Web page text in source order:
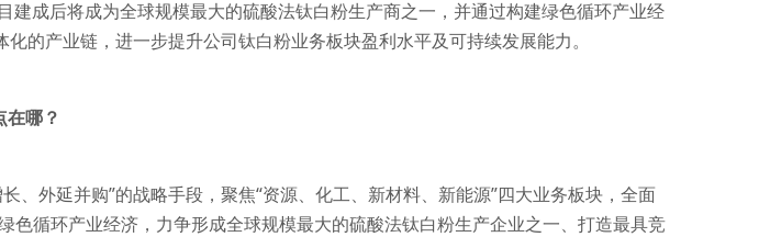
建成后将成为全球规模最大的硫酸法钛白粉生产商之一，并通过构建绿色循环产业经
的产业链，进一步提升公司钛白粉业务板块盈利水平及可持续发展能力。
哪？
、外延并购”的战略手段，聚焦“资源、化工、新材料、新能源”四大业务板块，全面
色循环产业经济，力争形成全球规模最大的硫酸法钛白粉生产企业之一、打造最具竞